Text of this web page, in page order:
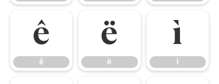
ê
ê
ë
ë
ì
ì